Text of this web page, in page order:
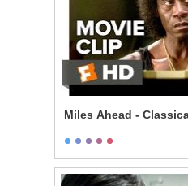
Miles Ahead -